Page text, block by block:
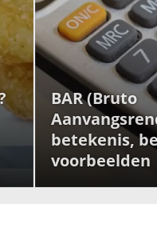
BAR (Bruto
betekenis,
voorbeelden